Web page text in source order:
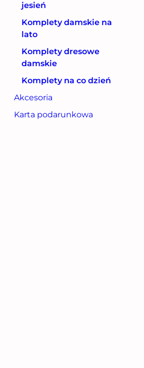
jesień
Komplety damskie na
lato
Komplety dresowe
damskie
Komplety na co dzień
Akcesoria
Karta podarunkowa